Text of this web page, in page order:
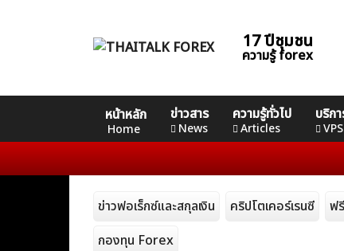
17 ปีชุมชน
ความรู้ forex
หน้าหลัก
Home
ข่าวสาร
News
ความรู้ทั่วไป
Articles
บริก
VPS Register
คอร์ส
Basic
คอร์ส
Advance
คอร์ส
ข่าวฟอเร็กซ์และสกุลเงิน คริปโตเคอร์เรนซี ฟ
กองทุน Forex